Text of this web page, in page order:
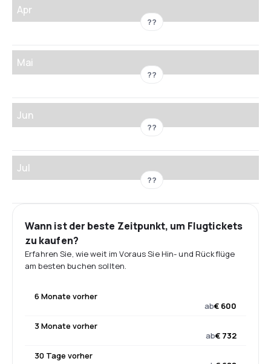
Apr
??
Mai
??
Jun
??
Jul
??
Wann ist der beste Zeitpunkt, um Flugtickets
zu kaufen?
Erfahren Sie, wie weit im Voraus Sie Hin- und Rückflüge
am besten buchen sollten.
6 Monate vorher
ab€ 600
3 Monate vorher
ab€ 732
30 Tage vorher